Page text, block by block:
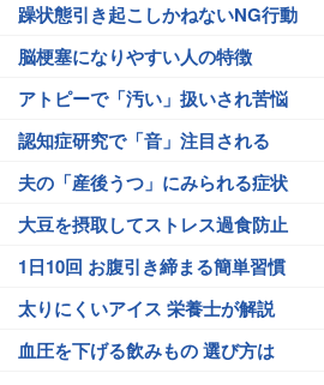
躁状態引き起こしかねないNG行動
脳梗塞になりやすい人の特徴
アトピーで「汚い」扱いされ苦悩
認知症研究で「音」注目される
夫の「産後うつ」にみられる症状
大豆を摂取してストレス過食防止
1日10回 お腹引き締まる簡単習慣
太りにくいアイス 栄養士が解説
血圧を下げる飲みもの 選び方は